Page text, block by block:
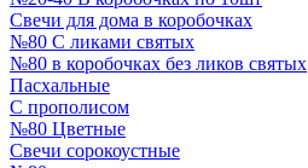
Свечи для дома в коробочках
№80 С ликами святых
№80 в коробочках без ликов святых
Пасхальные
С прополисом
№80 Цветные
Свечи сорокоустные